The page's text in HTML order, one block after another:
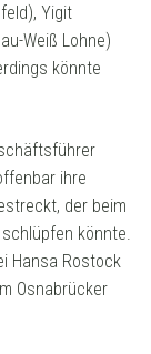
Yigit
Weiß Lohne)
könnte
ihre
der beim
könnte.
Hansa Rostock
Osnabrücker